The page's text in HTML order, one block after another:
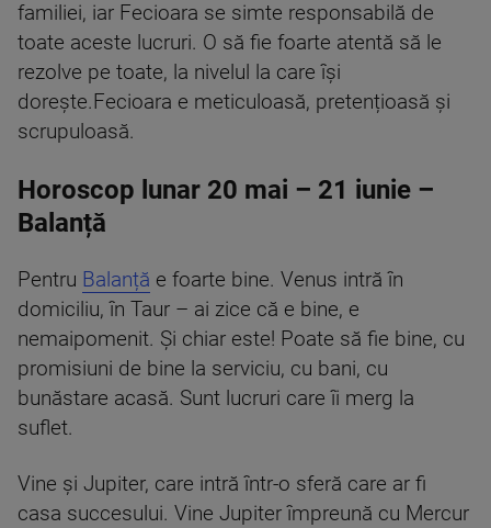
familiei, iar Fecioara se simte responsabilă de
toate aceste lucruri. O să fie foarte atentă să le
rezolve pe toate, la nivelul la care își
dorește.Fecioara e meticuloasă, pretențioasă și
scrupuloasă.
Horoscop lunar 20 mai – 21 iunie –
Balanță
Pentru Balanță e foarte bine. Venus intră în
domiciliu, în Taur – ai zice că e bine, e
nemaipomenit. Și chiar este! Poate să fie bine, cu
promisiuni de bine la serviciu, cu bani, cu
bunăstare acasă. Sunt lucruri care îi merg la
suflet.
Vine și Jupiter, care intră într-o sferă care ar fi
casa succesului. Vine Jupiter împreună cu Mercur